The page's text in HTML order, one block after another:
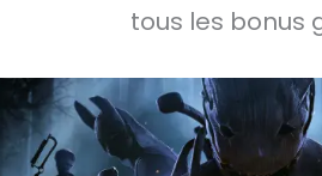
tous les bonus